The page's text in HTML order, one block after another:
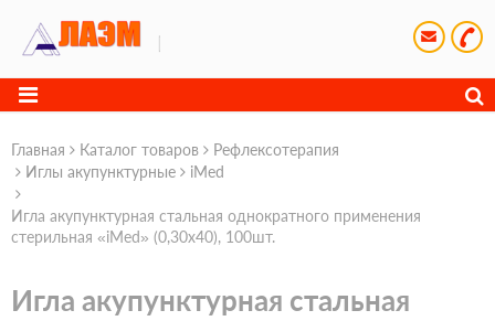
Главная Каталог товаров
Рефлексотерапия
Иглы акупунктурные
iMed
Игла акупунктурная стальная однократного применения
стерильная «iMed» (0,30х40), 100шт.
Игла акупунктурная стальная